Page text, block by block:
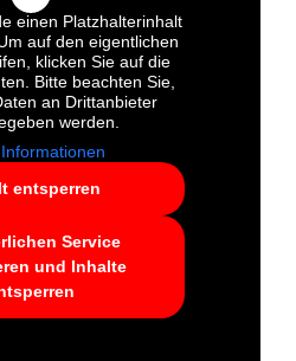
einen Platzhalterinhalt
auf den eigentlichen
klicken Sie auf die
Bitte beachten Sie,
an Drittanbieter
werden.
entsperren
Service
und Inhalte